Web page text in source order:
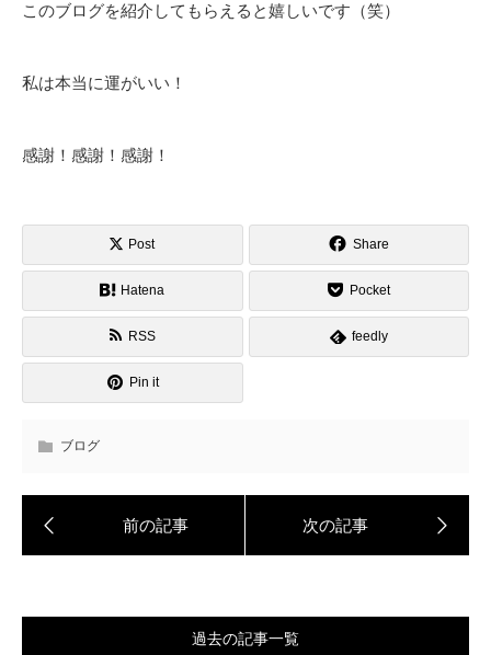
このブログを紹介してもらえると嬉しいです（笑）
私は本当に運がいい！
感謝！感謝！感謝！
Post Share
Hatena Pocket
RSS feedly
Pin it
ブログ
過去の記事一覧